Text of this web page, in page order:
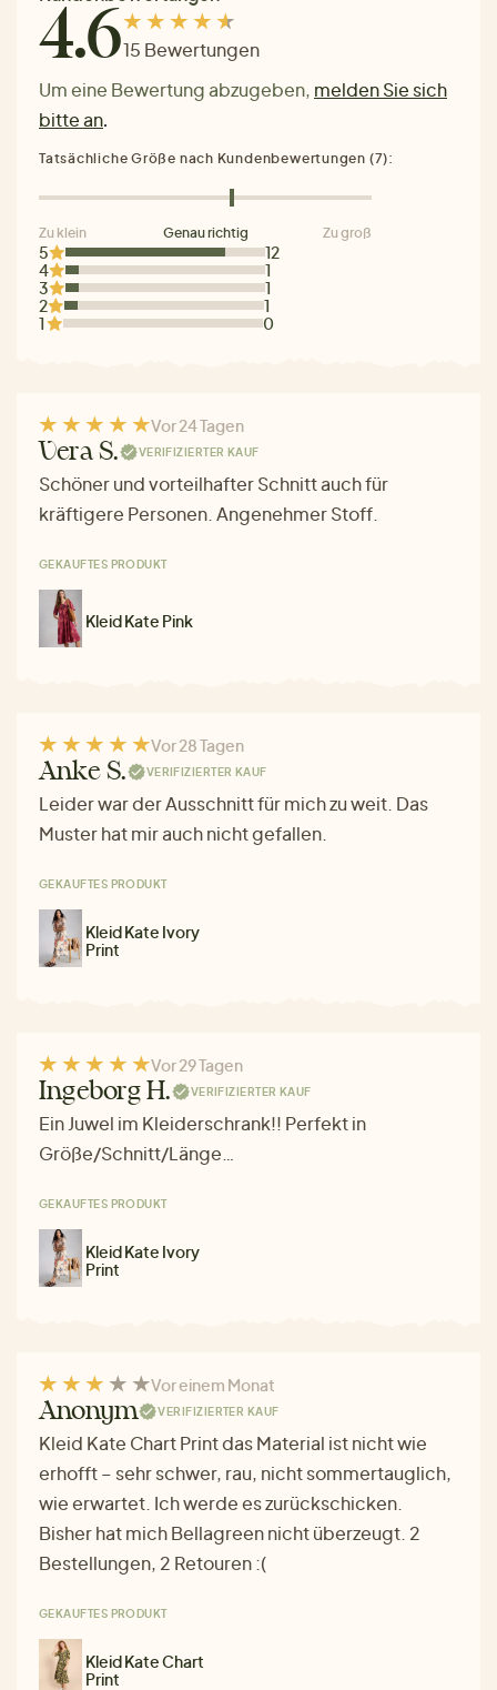
4.615 Bewertungen
Um eine Bewertung abzugeben, melden Sie sich
bitte an.
5
12
4
1
3
1
2
1
1
0
Tatsächliche Größe nach Kundenbewertungen (7):
Zu klein Genau richtig Zu groß
Vor 24 Tagen
Vera S. VERIFIZIERTER KAUF
Schöner und vorteilhafter Schnitt auch für
kräftigere Personen. Angenehmer Stoff.
GEKAUFTES PRODUKT
Kleid Kate Pink
Vor 28 Tagen
Anke S. VERIFIZIERTER KAUF
Leider war der Ausschnitt für mich zu weit. Das
Muster hat mir auch nicht gefallen.
GEKAUFTES PRODUKT
Kleid Kate Ivory
Print
Vor 29 Tagen
Ingeborg H. VERIFIZIERTER KAUF
Ein Juwel im Kleiderschrank!! Perfekt in
Größe/Schnitt/Länge…
GEKAUFTES PRODUKT
Kleid Kate Ivory
Print
Vor einem Monat
Anonym VERIFIZIERTER KAUF
Kleid Kate Chart Print das Material ist nicht wie
erhofft – sehr schwer, rau, nicht sommertauglich,
wie erwartet. Ich werde es zurückschicken.
Bisher hat mich Bellagreen nicht überzeugt. 2
Bestellungen, 2 Retouren :(
GEKAUFTES PRODUKT
Kleid Kate Chart
Print